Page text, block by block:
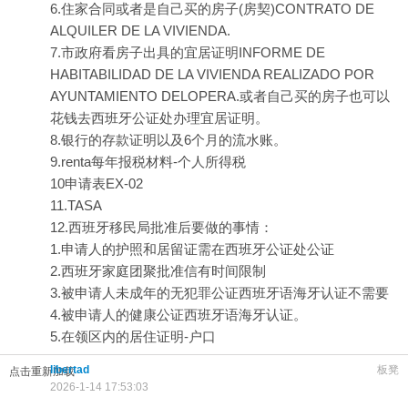
6.住家合同或者是自己买的房子(房契)CONTRATO DE
ALQUILER DE LA VIVIENDA.
7.市政府看房子出具的宜居证明INFORME DE
HABITABILIDAD DE LA VIVIENDA REALIZADO POR
AYUNTAMIENTO DELOPERA.或者自己买的房子也可以
花钱去西班牙公证处办理宜居证明。
8.银行的存款证明以及6个月的流水账。
9.renta每年报税材料-个人所得税
10申请表EX-02
11.TASA
12.西班牙移民局批准后要做的事情：
1.申请人的护照和居留证需在西班牙公证处公证
2.西班牙家庭团聚批准信有时间限制
3.被申请人未成年的无犯罪公证西班牙语海牙认证不需要
4.被申请人的健康公证西班牙语海牙认证。
5.在领区内的居住证明-户口
点击重新加载 板凳
libertad
2026-1-14 17:53:03